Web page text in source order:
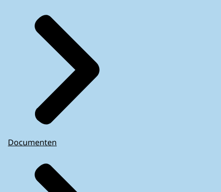
Documenten